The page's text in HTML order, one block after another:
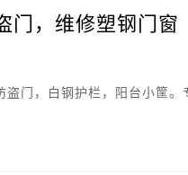
门，维修塑钢门窗
门，白钢护栏，阳台小筐